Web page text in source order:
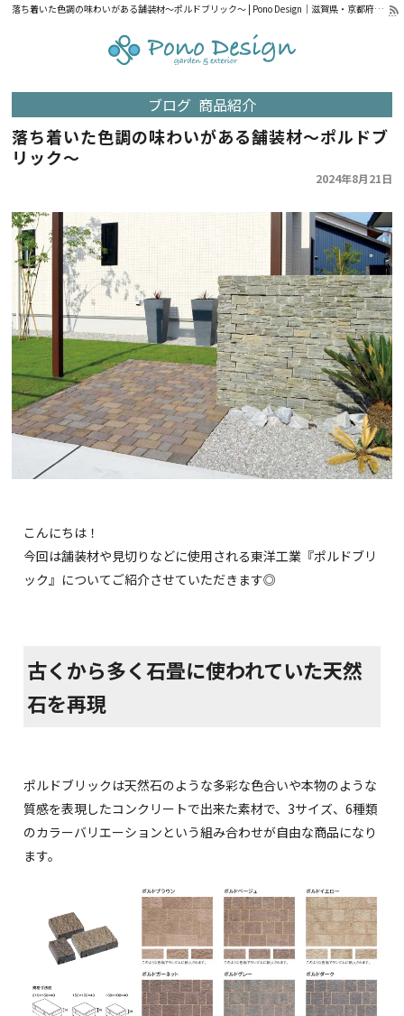
落ち着いた色調の味わいがある舗装材～ポルドブリック～ | Pono Design｜滋賀県・京都府の外構設計・施工
ブログ 商品紹介
落ち着いた色調の味わいがある舗装材～ポルドブ
リック～
2024年8月21日
こんにちは！
今回は舗装材や見切りなどに使用される東洋工業『ポルドブリ
ック』についてご紹介させていただきます◎
古くから多く石畳に使われていた天然
石を再現
ポルドブリックは天然石のような多彩な色合いや本物のような
質感を表現したコンクリートで出来た素材で、3サイズ、6種類
のカラーバリエーションという組み合わせが自由な商品になり
ます。